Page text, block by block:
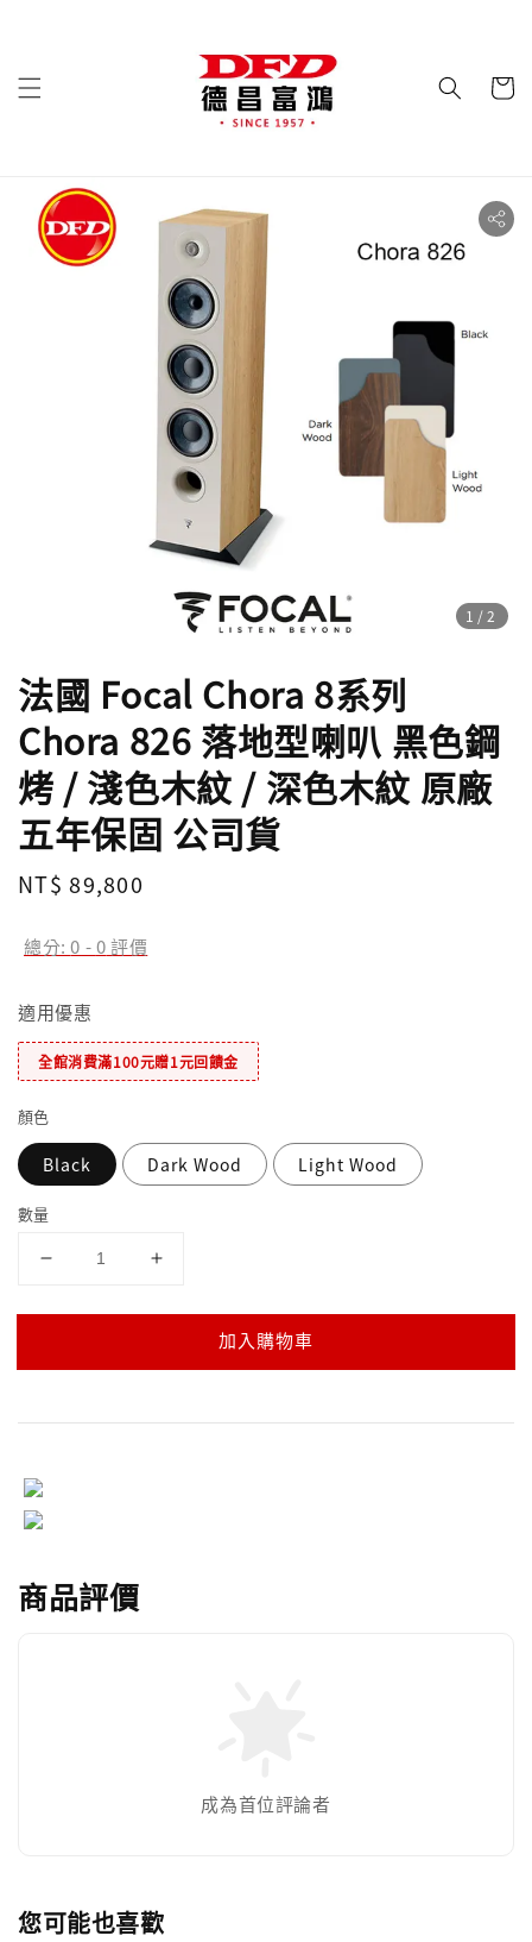
1 /2
法國 Focal Chora 8系列
Chora 826 落地型喇叭 黑色鋼
烤 / 淺色木紋 / 深色木紋 原廠
五年保固 公司貨
Regular
NT$ 89,800
總分:0 -0評價
適用優惠
全館消費滿100元贈1元回饋金
顏色
Black Dark Wood Light Wood
數量
加入購物車
商品評價
成為首位評論者
您可能也喜歡